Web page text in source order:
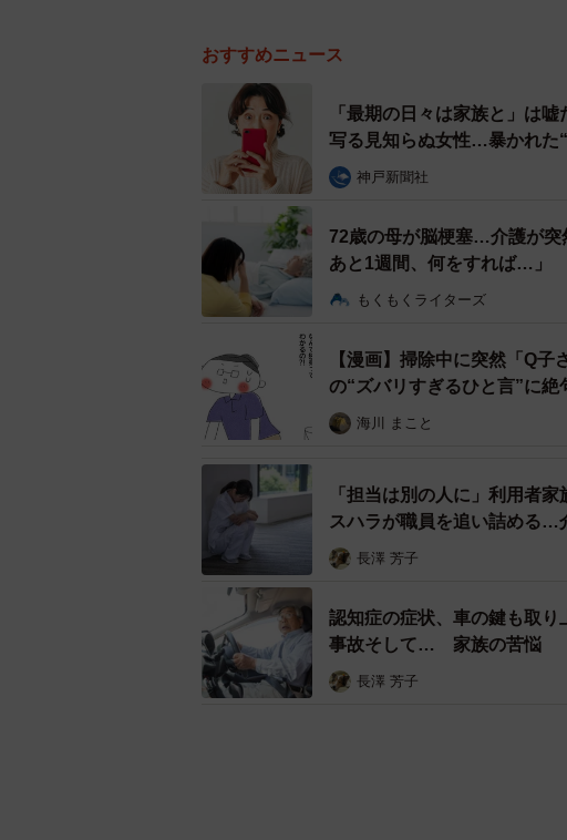
服薬情報を確認しましょう※画像はイメー
▽最初の12時間で必要な情報共有
まず最初の12時間で起きたのは「服薬情報
の薬の名前と量を真紀さん以外の誰も説明
してなんとかなりましたが、「もしものこ
こうしたトラブルを防ぐカギになるのが、「
用です。介護保険証やかかりつけ医、服薬リ
おすすめニュース
「最期の日々は家族と」は
写る見知らぬ女性…暴かれた
神戸新聞社
72歳の母が脳梗塞…介護が
あと1週間、何をすれば…」
もくもくライターズ
【漫画】掃除中に突然「Q
の“ズバリすぎるひと言”に
海川 まこと
「担当は別の人に」利用者
スハラが職員を追い詰める…
長澤 芳子
認知症の症状、車の鍵も取
事故そして… 家族の苦悩
長澤 芳子